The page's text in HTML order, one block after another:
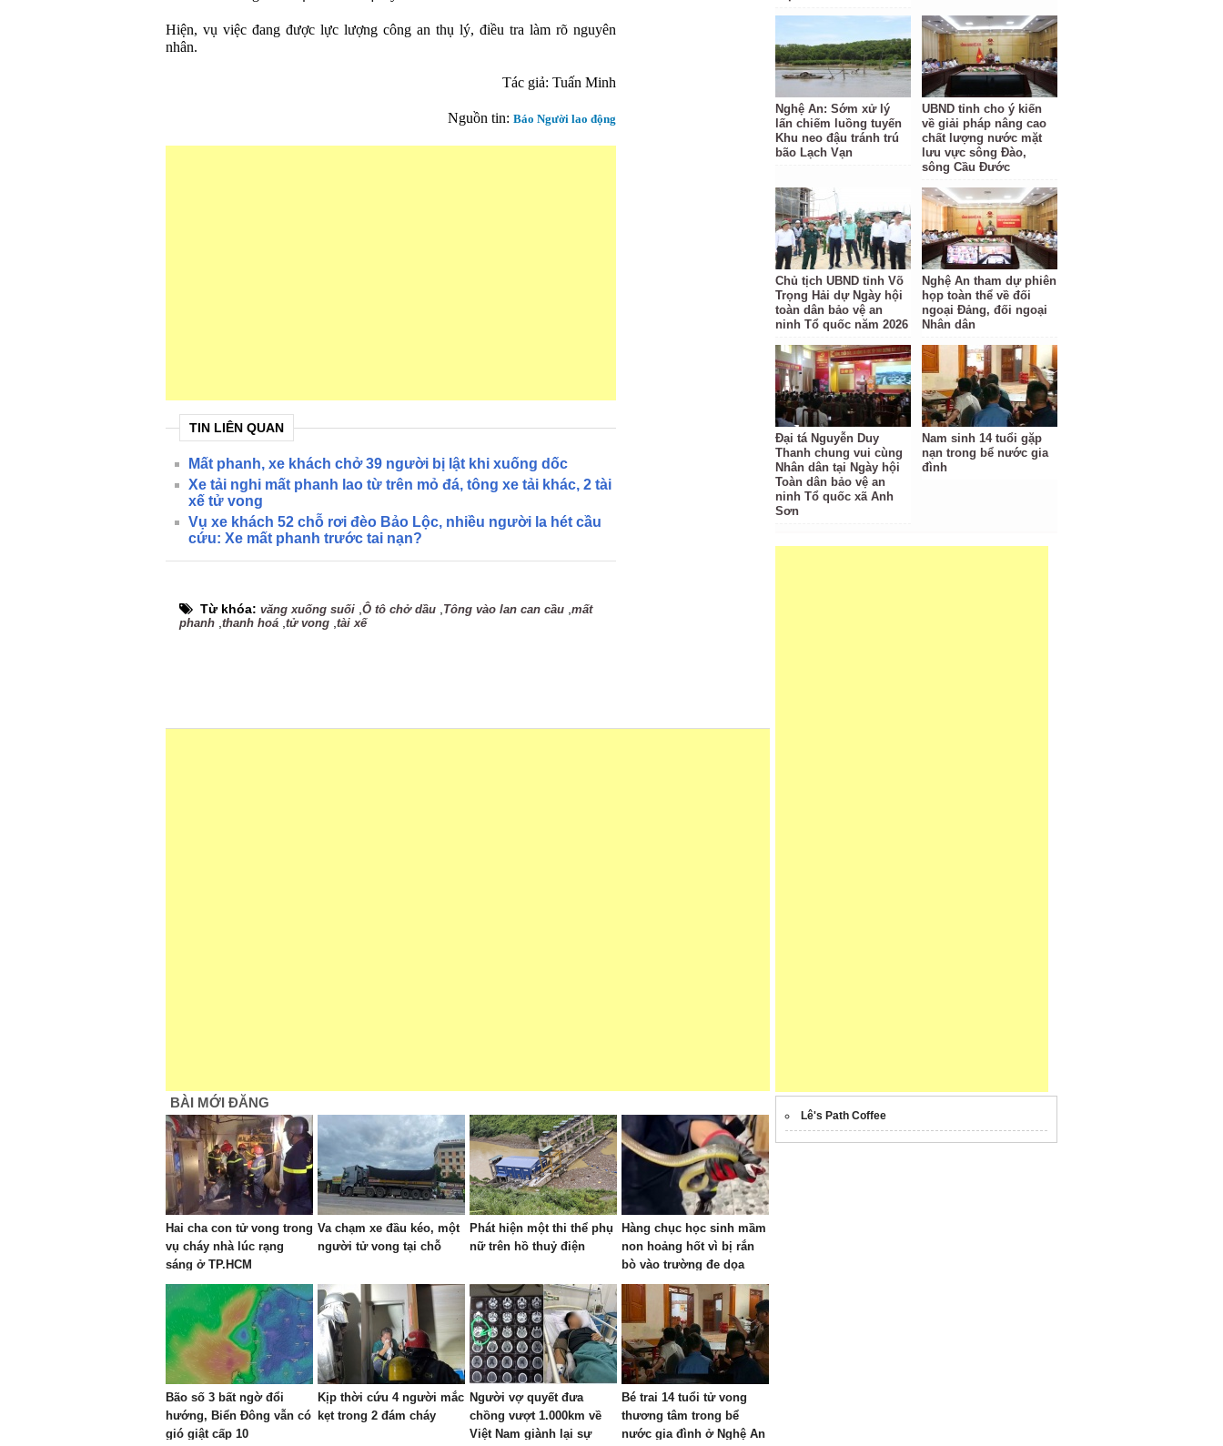
Hiện, vụ việc đang được lực lượng công an thụ lý, điều tra làm rõ nguyên
nhân.
Tác giả: Tuấn Minh
Nguồn tin: Báo Người lao động
TIN LIÊN QUAN
Mất phanh, xe khách chở 39 người bị lật khi xuống dốc
Xe tải nghi mất phanh lao từ trên mỏ đá, tông xe tải khác, 2 tài
xế tử vong
Vụ xe khách 52 chỗ rơi đèo Bảo Lộc, nhiều người la hét cầu
cứu: Xe mất phanh trước tai nạn?
Từ khóa: văng xuống suối Ô tô chở dầu Tông vào lan can cầu mất
phanh thanh hoá tử vong tài xế
BÀI MỚI ĐĂNG
Hai cha con tử vong trong
vụ cháy nhà lúc rạng
sáng ở TP.HCM
Va chạm xe đầu kéo, một
người tử vong tại chỗ
Phát hiện một thi thể phụ
nữ trên hồ thuỷ điện
Hàng chục học sinh mầm
non hoảng hốt vì bị rắn
bò vào trường đe dọa
Bão số 3 bất ngờ đổi
hướng, Biển Đông vẫn có
gió giật cấp 10
Kịp thời cứu 4 người mắc
kẹt trong 2 đám cháy
Người vợ quyết đưa
chồng vượt 1.000km về
Việt Nam giành lại sự
Bé trai 14 tuổi tử vong
thương tâm trong bể
nước gia đình ở Nghệ An
Nghệ An: Sớm xử lý
lấn chiếm luồng tuyến
Khu neo đậu tránh trú
bão Lạch Vạn
UBND tỉnh cho ý kiến
về giải pháp nâng cao
chất lượng nước mặt
lưu vực sông Đào,
sông Cầu Đước
Chủ tịch UBND tỉnh Võ
Trọng Hải dự Ngày hội
toàn dân bảo vệ an
ninh Tổ quốc năm 2026
Nghệ An tham dự phiên
họp toàn thể về đối
ngoại Đảng, đối ngoại
Nhân dân
Đại tá Nguyễn Duy
Thanh chung vui cùng
Nhân dân tại Ngày hội
Toàn dân bảo vệ an
ninh Tổ quốc xã Anh
Sơn
Nam sinh 14 tuổi gặp
nạn trong bể nước gia
đình
Lê's Path Coffee